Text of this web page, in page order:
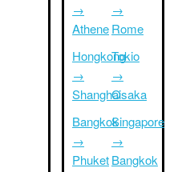
→
Athene
Hongkong
→
Shanghai
Bangkok
→
Phuket
→
Rome
Tokio
→
Osaka
Singapore
→
Bangkok